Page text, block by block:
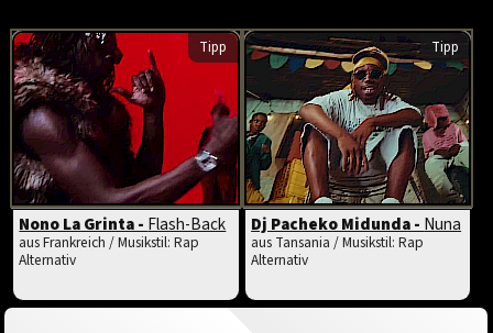
Tipp
Nono La Grinta -Flash-Back
aus Frankreich / Musikstil: Rap
Alternativ
Tipp
Dj Pacheko Midunda -Nuna
aus Tansania / Musikstil: Rap
Alternativ